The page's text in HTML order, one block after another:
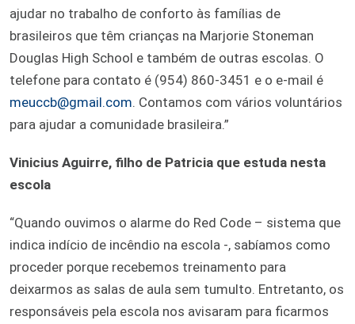
ajudar no trabalho de conforto às famílias de
brasileiros que têm crianças na Marjorie Stoneman
Douglas High School e também de outras escolas. O
telefone para contato é (954) 860-3451 e o e-mail é
meuccb@gmail.com. Contamos com vários voluntários
para ajudar a comunidade brasileira.”
Vinicius Aguirre, filho de Patricia que estuda nesta
escola
“Quando ouvimos o alarme do Red Code – sistema que
indica indício de incêndio na escola -, sabíamos como
proceder porque recebemos treinamento para
deixarmos as salas de aula sem tumulto. Entretanto, os
responsáveis pela escola nos avisaram para ficarmos